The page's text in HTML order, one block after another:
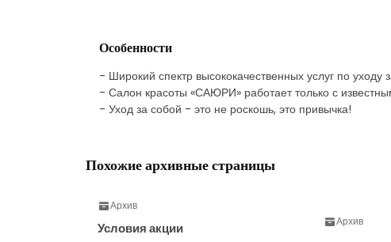
Особенности
- Широкий спектр высококачественных услуг по
- Салон красоты «САЮРИ» работает только с
- Уход за собой - это не роскошь, это привычка!
Похожие архивные страницы
Архив
Условия акции Архив